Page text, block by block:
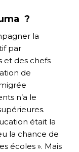
?
la
par
et des chefs
de
n’a le
était la
la chance de
écoles ». Mais